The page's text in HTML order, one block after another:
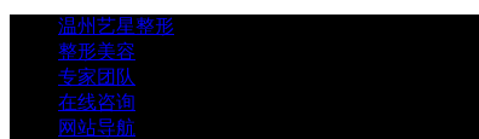
温州艺星整形
整形美容
专家团队
在线咨询
网站导航